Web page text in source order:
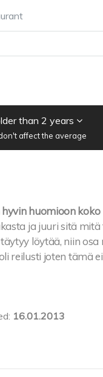
than 2 years
affect the average
huomioon koko
ja juuri sitä
löytää, niin
reilusti joten tämä
16.01.2013